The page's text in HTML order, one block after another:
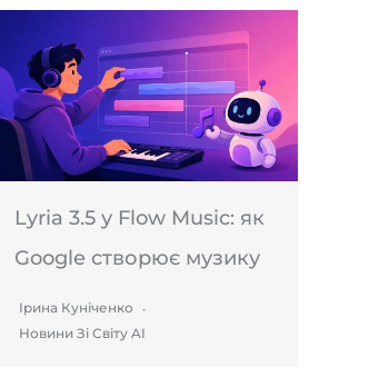
Lyria 3.5 у Flow Music: як
Google створює музику
Ірина Куніченко
Новини Зі Світу AI